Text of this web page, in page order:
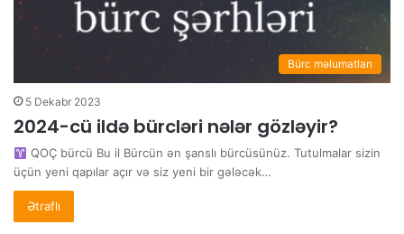
Bürc məlumatları
5 Dekabr 2023
2024-cü ildə bürcləri nələr gözləyir?
QOÇ bürcü Bu il Bürcün ən şanslı bürcüsünüz. Tutulmalar sizin
üçün yeni qapılar açır və siz yeni bir gələcək…
Ətraflı